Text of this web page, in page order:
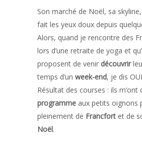
Son marché de Noël, sa skyline,
fait les yeux doux depuis
Alors, quand je rencontre des
lors d’une retraite de yoga et
proposent de venir découvrir
temps d’un week-end, je dis
Résultat des courses : ils m’ont
programme aux petits oignons
pleinement de Francfort et de
Noël.